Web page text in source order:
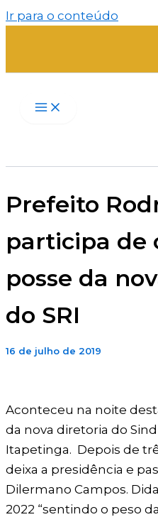
Ir para o conteúdo
Prefeito
participa de
posse da
do SRI
16 de julho de 2019
Aconteceu na noite
da nova diretoria do
Itapetinga. Depois de
deixa a presidência e
Dilermano Campos.
2022 “sentindo o peso